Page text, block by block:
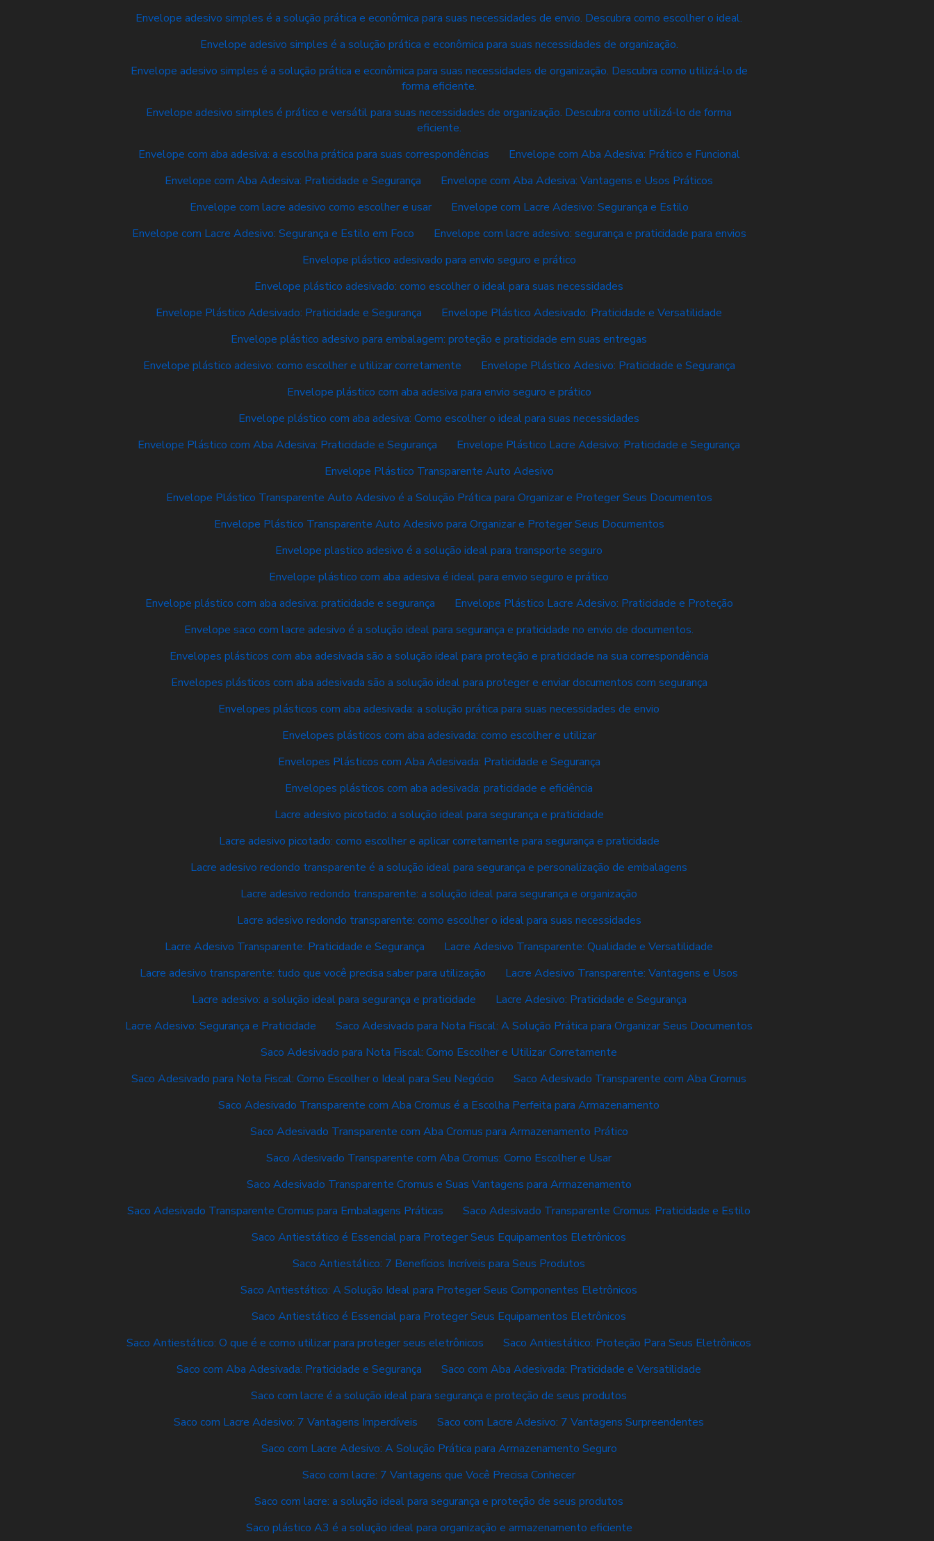
Envelope adesivo simples é a solução prática e econômica para suas necessidades de envio. Descubra como escolher o ideal.
Envelope adesivo simples é a solução prática e econômica para suas necessidades de organização.
Envelope adesivo simples é a solução prática e econômica para suas necessidades de organização. Descubra como utilizá-lo de
forma eficiente.
Envelope adesivo simples é prático e versátil para suas necessidades de organização. Descubra como utilizá-lo de forma
eficiente.
Envelope com aba adesiva: a escolha prática para suas correspondências
Envelope com Aba Adesiva: Prático e Funcional
Envelope com Aba Adesiva: Praticidade e Segurança
Envelope com Aba Adesiva: Vantagens e Usos Práticos
Envelope com lacre adesivo como escolher e usar
Envelope com Lacre Adesivo: Segurança e Estilo
Envelope com Lacre Adesivo: Segurança e Estilo em Foco
Envelope com lacre adesivo: segurança e praticidade para envios
Envelope plástico adesivado para envio seguro e prático
Envelope plástico adesivado: como escolher o ideal para suas necessidades
Envelope Plástico Adesivado: Praticidade e Segurança
Envelope Plástico Adesivado: Praticidade e Versatilidade
Envelope plástico adesivo para embalagem: proteção e praticidade em suas entregas
Envelope plástico adesivo: como escolher e utilizar corretamente
Envelope Plástico Adesivo: Praticidade e Segurança
Envelope plástico com aba adesiva para envio seguro e prático
Envelope plástico com aba adesiva: Como escolher o ideal para suas necessidades
Envelope Plástico com Aba Adesiva: Praticidade e Segurança
Envelope Plástico Lacre Adesivo: Praticidade e Segurança
Envelope Plástico Transparente Auto Adesivo
Envelope Plástico Transparente Auto Adesivo é a Solução Prática para Organizar e Proteger Seus Documentos
Envelope Plástico Transparente Auto Adesivo para Organizar e Proteger Seus Documentos
Envelope plastico adesivo é a solução ideal para transporte seguro
Envelope plástico com aba adesiva é ideal para envio seguro e prático
Envelope plástico com aba adesiva: praticidade e segurança
Envelope Plástico Lacre Adesivo: Praticidade e Proteção
Envelope saco com lacre adesivo é a solução ideal para segurança e praticidade no envio de documentos.
Envelopes plásticos com aba adesivada são a solução ideal para proteção e praticidade na sua correspondência
Envelopes plásticos com aba adesivada são a solução ideal para proteger e enviar documentos com segurança
Envelopes plásticos com aba adesivada: a solução prática para suas necessidades de envio
Envelopes plásticos com aba adesivada: como escolher e utilizar
Envelopes Plásticos com Aba Adesivada: Praticidade e Segurança
Envelopes plásticos com aba adesivada: praticidade e eficiência
Lacre adesivo picotado: a solução ideal para segurança e praticidade
Lacre adesivo picotado: como escolher e aplicar corretamente para segurança e praticidade
Lacre adesivo redondo transparente é a solução ideal para segurança e personalização de embalagens
Lacre adesivo redondo transparente: a solução ideal para segurança e organização
Lacre adesivo redondo transparente: como escolher o ideal para suas necessidades
Lacre Adesivo Transparente: Praticidade e Segurança
Lacre Adesivo Transparente: Qualidade e Versatilidade
Lacre adesivo transparente: tudo que você precisa saber para utilização
Lacre Adesivo Transparente: Vantagens e Usos
Lacre adesivo: a solução ideal para segurança e praticidade
Lacre Adesivo: Praticidade e Segurança
Lacre Adesivo: Segurança e Praticidade
Saco Adesivado para Nota Fiscal: A Solução Prática para Organizar Seus Documentos
Saco Adesivado para Nota Fiscal: Como Escolher e Utilizar Corretamente
Saco Adesivado para Nota Fiscal: Como Escolher o Ideal para Seu Negócio
Saco Adesivado Transparente com Aba Cromus
Saco Adesivado Transparente com Aba Cromus é a Escolha Perfeita para Armazenamento
Saco Adesivado Transparente com Aba Cromus para Armazenamento Prático
Saco Adesivado Transparente com Aba Cromus: Como Escolher e Usar
Saco Adesivado Transparente Cromus e Suas Vantagens para Armazenamento
Saco Adesivado Transparente Cromus para Embalagens Práticas
Saco Adesivado Transparente Cromus: Praticidade e Estilo
Saco Antiestático é Essencial para Proteger Seus Equipamentos Eletrônicos
Saco Antiestático: 7 Benefícios Incríveis para Seus Produtos
Saco Antiestático: A Solução Ideal para Proteger Seus Componentes Eletrônicos
Saco Antiestático é Essencial para Proteger Seus Equipamentos Eletrônicos
Saco Antiestático: O que é e como utilizar para proteger seus eletrônicos
Saco Antiestático: Proteção Para Seus Eletrônicos
Saco com Aba Adesivada: Praticidade e Segurança
Saco com Aba Adesivada: Praticidade e Versatilidade
Saco com lacre é a solução ideal para segurança e proteção de seus produtos
Saco com Lacre Adesivo: 7 Vantagens Imperdíveis
Saco com Lacre Adesivo: 7 Vantagens Surpreendentes
Saco com Lacre Adesivo: A Solução Prática para Armazenamento Seguro
Saco com lacre: 7 Vantagens que Você Precisa Conhecer
Saco com lacre: a solução ideal para segurança e proteção de seus produtos
Saco plástico A3 é a solução ideal para organização e armazenamento eficiente